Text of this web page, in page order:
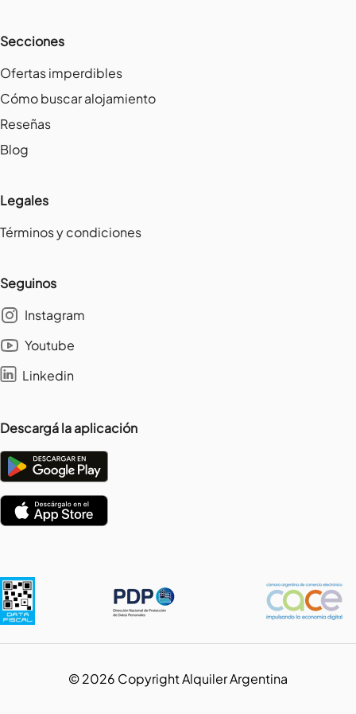
Secciones
Ofertas imperdibles
Cómo buscar alojamiento
Reseñas
Blog
Legales
Términos y condiciones
Seguinos
Instagram
Youtube
Linkedin
Descargá la aplicación
©2026 Copyright Alquiler Argentina